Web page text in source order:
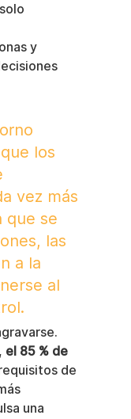
y
los
vez más
que se
las
a la
al
el 85 % de
de
una